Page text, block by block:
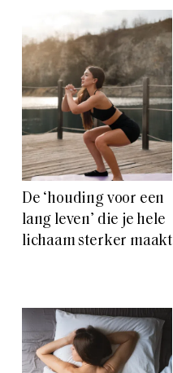
De ‘houding voor een
lang leven’ die je hele
lichaam sterker maakt